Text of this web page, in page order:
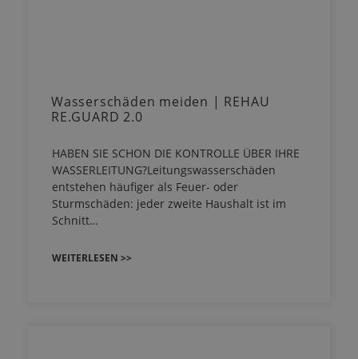
Wasserschäden meiden | REHAU
RE.GUARD 2.0
HABEN SIE SCHON DIE KONTROLLE ÜBER IHRE
WASSERLEITUNG?Leitungswasserschäden
entstehen häufiger als Feuer- oder
Sturmschäden: jeder zweite Haushalt ist im
Schnitt…
WEITERLESEN >>